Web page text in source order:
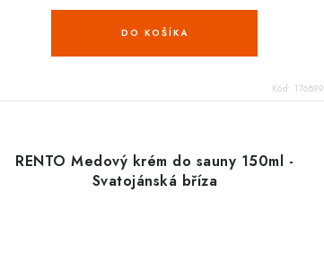
DO KOŠÍKA
Kód: 176899
RENTO Medový krém do sauny 150ml -
Svatojánská bříza